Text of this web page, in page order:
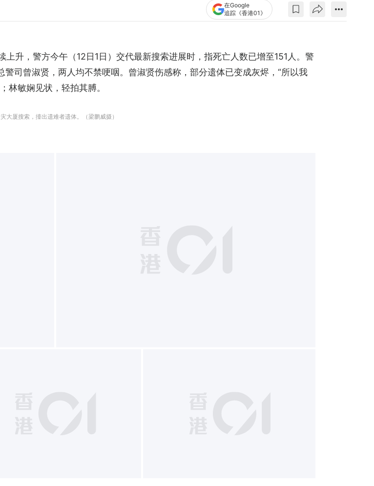
在Google
追踪《香港01》
升，警方今午（12日1日）交代最新搜索进展时，指死亡人数已增至151人。警
司曾淑贤，两人均不禁哽咽。曾淑贤伤感称，部分遗体已变成灰烬，“所以我
林敏娴见状，轻拍其膊。
大厦搜索，擡出遗难者遗体。（梁鹏威摄）